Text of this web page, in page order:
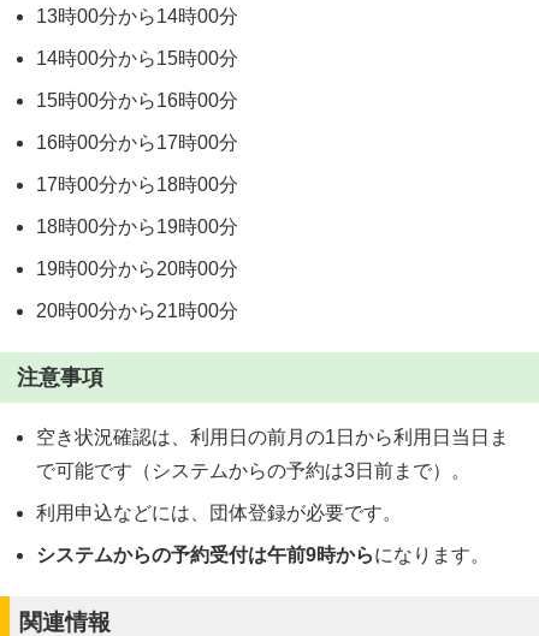
13時00分から14時00分
14時00分から15時00分
15時00分から16時00分
16時00分から17時00分
17時00分から18時00分
18時00分から19時00分
19時00分から20時00分
20時00分から21時00分
注意事項
空き状況確認は、利用日の前月の1日から利用日当日ま
で可能です（システムからの予約は3日前まで）。
利用申込などには、団体登録が必要です。
システムからの予約受付は午前9時からになります。
関連情報